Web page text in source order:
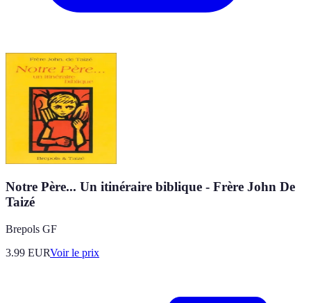
Notre Père... Un itinéraire biblique - Frère John De
Taizé
Brepols GF
3.99 EURVoir le prix